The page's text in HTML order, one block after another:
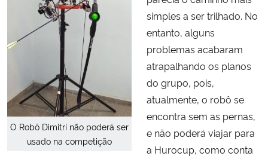
O Robô Dimitri não poderá ser
usado na competição
simples a ser trilhado. No
entanto, alguns
problemas acabaram
atrapalhando os planos
do grupo, pois,
atualmente, o robô se
encontra sem as pernas,
e não poderá viajar para
a Hurocup, como conta